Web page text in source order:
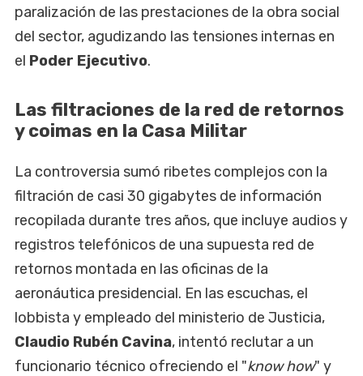
paralización de las prestaciones de la obra social
del sector, agudizando las tensiones internas en
el Poder Ejecutivo.
Las filtraciones de la red de retornos
y coimas en la Casa Militar
La controversia sumó ribetes complejos con la
filtración de casi 30 gigabytes de información
recopilada durante tres años, que incluye audios y
registros telefónicos de una supuesta red de
retornos montada en las oficinas de la
aeronáutica presidencial. En las escuchas, el
lobbista y empleado del ministerio de Justicia,
Claudio Rubén Cavina, intentó reclutar a un
funcionario técnico ofreciendo el "know how" y